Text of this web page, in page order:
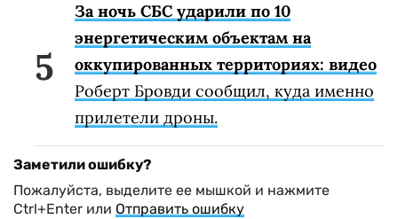
За ночь СБС ударили по 10
энергетическим объектам на
оккупированных территориях: видео
Роберт Бровди сообщил, куда именно
прилетели дроны.
Заметили ошибку?
Пожалуйста, выделите ее мышкой и нажмите
Ctrl+Enter или Отправить ошибку